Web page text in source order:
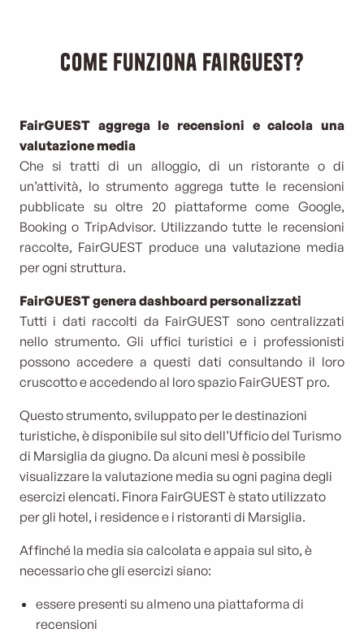
Come funziona FairGUEST?
FairGUEST aggrega le recensioni e calcola una
valutazione media
Che si tratti di un alloggio, di un ristorante o di
un’attività, lo strumento aggrega tutte le recensioni
pubblicate su oltre 20 piattaforme come Google,
Booking o TripAdvisor. Utilizzando tutte le recensioni
raccolte, FairGUEST produce una valutazione media
per ogni struttura.
FairGUEST genera dashboard personalizzati
Tutti i dati raccolti da FairGUEST sono centralizzati
nello strumento. Gli uffici turistici e i professionisti
possono accedere a questi dati consultando il loro
cruscotto e accedendo al loro spazio FairGUEST pro.
Questo strumento, sviluppato per le destinazioni
turistiche, è disponibile sul sito dell’Ufficio del Turismo
di Marsiglia da giugno. Da alcuni mesi è possibile
visualizzare la valutazione media su ogni pagina degli
esercizi elencati. Finora FairGUEST è stato utilizzato
per gli hotel, i residence e i ristoranti di Marsiglia.
Affinché la media sia calcolata e appaia sul sito, è
necessario che gli esercizi siano:
essere presenti su almeno una piattaforma di
recensioni